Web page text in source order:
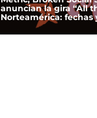
anuncian la gira “All
Norteamérica: fechas